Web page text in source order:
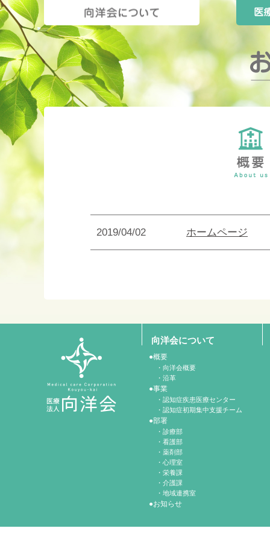
2019/04/02 ホームページ
向洋会について
概要
向洋会概要
沿革
事業
認知症疾患医療センター
認知症初期集中支援チーム
部署
診療部
看護部
薬剤部
心理室
栄養課
介護課
地域連携室
お知らせ